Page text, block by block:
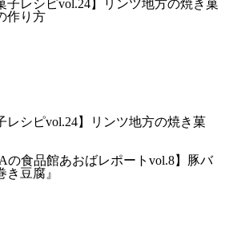
レシピvol.24】リンツ地方の焼き菓